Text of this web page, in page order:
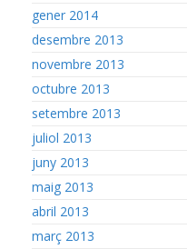
gener 2014
desembre 2013
novembre 2013
octubre 2013
setembre 2013
juliol 2013
juny 2013
maig 2013
abril 2013
març 2013